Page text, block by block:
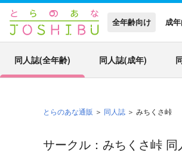
全年齢向け 成
同人誌(全年齢) 同人誌(成年)
とらのあな通販 同人誌 みちくさ峠
サークル：みちくさ峠